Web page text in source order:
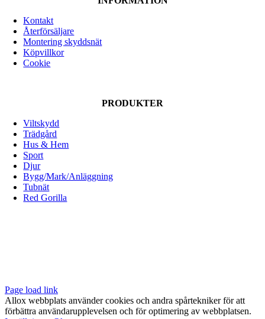
flera
alternativen
Kontakt
Återförsäljare
Montering skyddsnät
Köpvillkor
Cookie
PRODUKTER
Viltskydd
Trädgård
Hus & Hem
Sport
Djur
Bygg/Mark/Anläggning
Tubnät
Red Gorilla
Page load link
Allox webbplats använder cookies och andra spårtekniker för att
förbättra användarupplevelsen och för optimering av webbplatsen.